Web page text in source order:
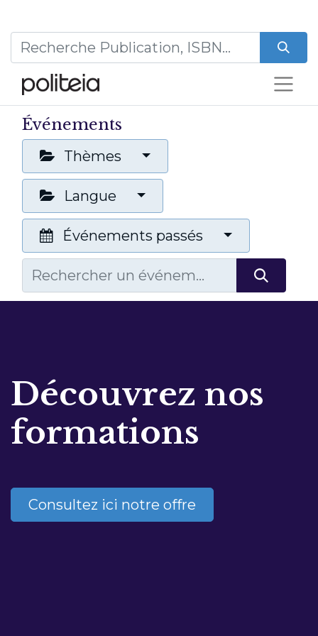
Événements
Thèmes
Langue
Événements passés
Découvrez nos
formations
Consultez ici notre offre